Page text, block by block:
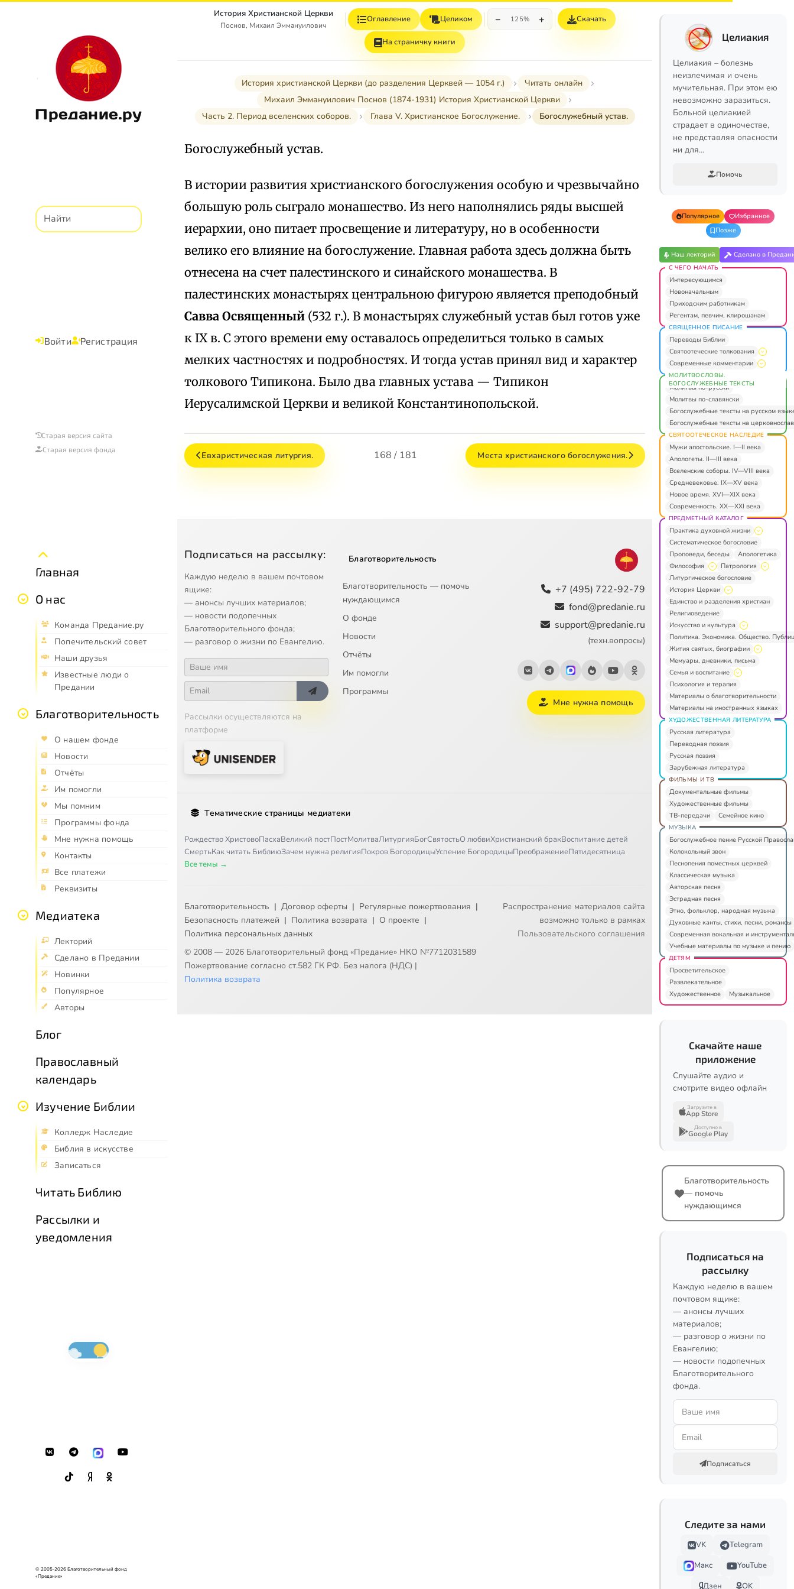
Предание.ру
Войти Регистрация
Старая версия сайта
Старая версия фонда
Главная
О нас
Команда Предание.ру
Попечительский совет
Наши друзья
Известные люди о
Предании
Благотворительность
О нашем фонде
Новости
Отчёты
Им помогли
Мы помним
Программы фонда
Мне нужна помощь
Контакты
Все платежи
Реквизиты
Медиатека
Лекторий
Сделано в Предании
Новинки
Популярное
Авторы
Блог
Православный
календарь
Изучение Библии
Колледж Наследие
Библия в искусстве
Записаться
Читать Библию
Рассылки и
уведомления
© 2005-2026 Благотворительный фонд
«Предание»
История Христианской Церкви
Поснов, Михаил Эммануилович
Оглавление Целиком − 125% + Скачать
На страничку книги
История христианской Церкви (до разделения Церквей — 1054 г.)
Читать онлайн
Михаил Эммануилович Поснов (1874-1931) История Христианской Церкви
Часть 2. Период вселенских соборов.
Глава V. Христианское Богослужение. Богослужебный устав.
Богослужебный устав.
В истории развития христианского богослужения особую и чрезвычайно
большую роль сыграло монашество. Из него наполнялись ряды высшей
иерархии, оно питает просвещение и литературу, но в особенности
велико его влияние на богослужение. Главная работа здесь должна быть
отнесена на счет палестинского и синайского монашества. В
палестинских монастырях центральною фигурою является преподобный
Савва Освященный (532 г.). В монастырях служебный устав был готов уже
к IX в. С этого времени ему оставалось определиться только в самых
мелких частностях и подробностях. И тогда устав принял вид и характер
толкового Типикона. Было два главных устава — Типикон
Иерусалимской Церкви и великой Константинопольской.
Евхаристическая литургия. 168 / 181 Места христианского богослужения.
Подписаться на рассылку:
Каждую неделю в вашем почтовом
ящике:
— анонсы лучших материалов;
— новости подопечных
Благотворительного фонда;
— разговор о жизни по Евангелию.
Рассылки осуществляются на
платформе
Благотворительность
Благотворительность — помочь
нуждающимся
О фонде
Новости
Отчёты
Им помогли
Программы
+7 (495) 722-92-79
fond@predanie.ru
support@predanie.ru
(техн.вопросы)
Мне нужна помощь
Тематические страницы медиатеки
Рождество ХристовоПасхаВеликий постПостМолитваЛитургияБогСвятостьО любвиХристианский бракВоспитание детей
СмертьКак читать БиблиюЗачем нужна религияПокров БогородицыУспение БогородицыПреображениеПятидесятница
Все темы →
Благотворительность | Договор оферты | Регулярные пожертвования |
Безопасность платежей | Политика возврата | О проекте |
Политика персональных данных
© 2008 — 2026 Благотворительный фонд «Предание» НКО №7712031589
Пожертвование согласно ст.582 ГК РФ. Без налога (НДС) |
Политика возврата
Распространение материалов сайта
возможно только в рамках
Пользовательского соглашения
Целиакия
Целиакия – болезнь
неизлечимая и очень
мучительная. При этом ею
невозможно заразиться.
Больной целиакией
страдает в одиночестве,
не представляя опасности
ни для…
Помочь
Популярное
Избранное
Позже
Наш лекторий Сделано в
С ЧЕГО НАЧАТЬ
Интересующимся
Новоначальным
Приходским работникам
Регентам, певчим, клирошанам
СВЯЩЕННОЕ ПИСАНИЕ
Переводы Библии
Святоотеческие толкования
Современные комментарии
МОЛИТВОСЛОВЫ.
БОГОСЛУЖЕБНЫЕ ТЕКСТЫ
Молитвы по-русски
Молитвы по-славянски
Богослужебные тексты на русском
Богослужебные тексты на
СВЯТООТЕЧЕСКОЕ НАСЛЕДИЕ
Мужи апостольские. I—II века
Апологеты. II—III века
Вселенские соборы. IV—VIII века
Средневековье. IX—XV века
Новое время. XVI—XIX века
Современность. XX—XXI века
ПРЕДМЕТНЫЙ КАТАЛОГ
Практика духовной жизни
Систематическое богословие
Проповеди, беседы
Апологетика
Философия
Патрология
Литургическое богословие
История Церкви
Единство и разделения христиан
Религиоведение
Искусство и культура
Политика. Экономика. Общество.
Жития святых, биографии
Мемуары, дневники, письма
Семья и воспитание
Психология и терапия
Материалы о благотворительности
Материалы на иностранных языках
ХУДОЖЕСТВЕННАЯ ЛИТЕРАТУРА
Русская литература
Переводная поэзия
Русская поэзия
Зарубежная литература
ФИЛЬМЫ И ТВ
Документальные фильмы
Художественные фильмы
ТВ-передачи
Семейное кино
МУЗЫКА
Богослужебное пение Русской
Колокольный звон
Песнопения поместных церквей
Классическая музыка
Авторская песня
Эстрадная песня
Этно, фольклор, народная музыка
Духовные канты, стихи, песни, романсы
Современная вокальная и
Учебные материалы по музыке и пению
ДЕТЯМ
Просветительское
Развлекательное
Художественное
Музыкальное
Скачайте наше
приложение
Слушайте аудио и
смотрите видео офлайн
Загрузите в
App Store
Доступно в
Google Play
Благотворительность
— помочь
нуждающимся
Подписаться на
рассылку
Каждую неделю в вашем
почтовом ящике:
— анонсы лучших
материалов;
— разговор о жизни по
Евангелию;
— новости подопечных
Благотворительного
фонда.
Подписаться
Следите за нами
VK
Telegram
Макс
YouTube
Дзен
OK